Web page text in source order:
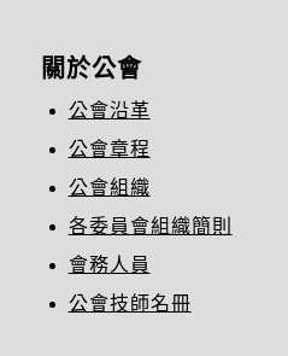
關於公會
公會沿革
公會章程
公會組織
各委員會組織簡則
會務人員
公會技師名冊